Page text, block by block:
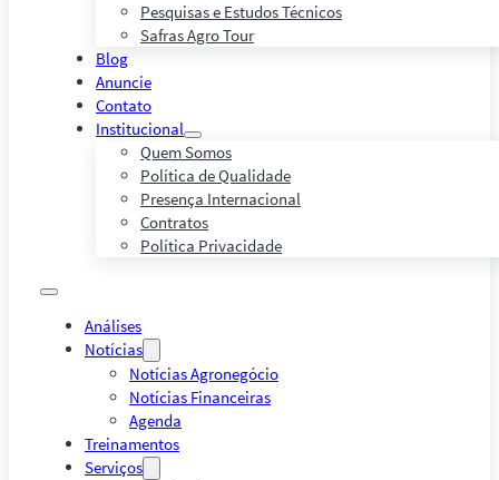
Pesquisas e Estudos Técnicos
Safras Agro Tour
Blog
Anuncie
Contato
Institucional
Quem Somos
Política de Qualidade
Presença Internacional
Contratos
Política Privacidade
Análises
Notícias
Notícias Agronegócio
Notícias Financeiras
Agenda
Treinamentos
Serviços